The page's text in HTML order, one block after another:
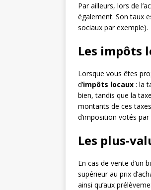
Par ailleurs, lors de
également. Son taux
sociaux par exemple).
Les impôts
Lorsque vous êtes
d’impôts locaux : la
bien, tandis que la
montants de ces
d’imposition votés
Les plus-
En cas de vente d’un
supérieur au prix
ainsi qu’aux